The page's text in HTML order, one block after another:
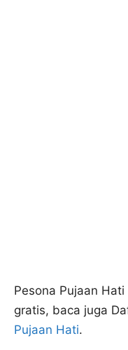
Pesona Pujaan
gratis, baca juga
Pujaan Hati.